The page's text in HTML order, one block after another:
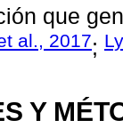
que
al., 2017;
Y